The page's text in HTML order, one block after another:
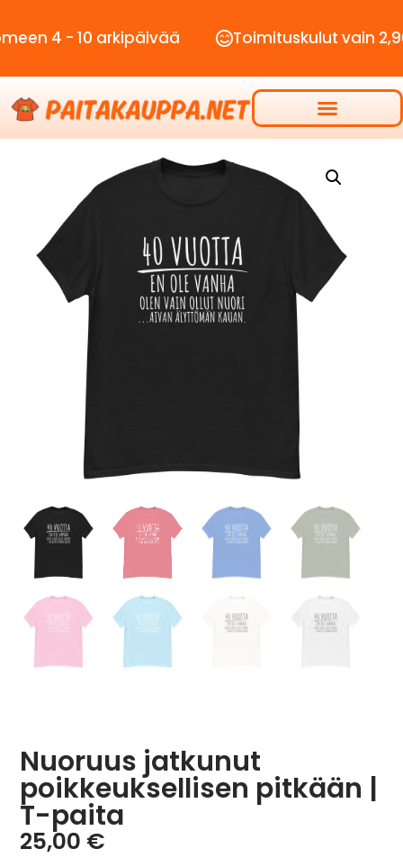
- 10 arkipäivää Toimituskulut vain 2,90€
Nuoruus jatkunut
poikkeuksellisen pitkään |
T-paita
25,00 €